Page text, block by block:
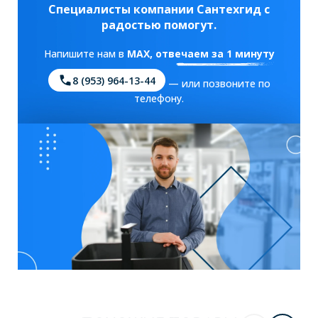
Специалисты компании Сантехгид с
радостью помогут.
Напишите нам в MAX, отвечаем за 1 минуту
8 (953) 964-13-44
— или позвоните по
телефону.